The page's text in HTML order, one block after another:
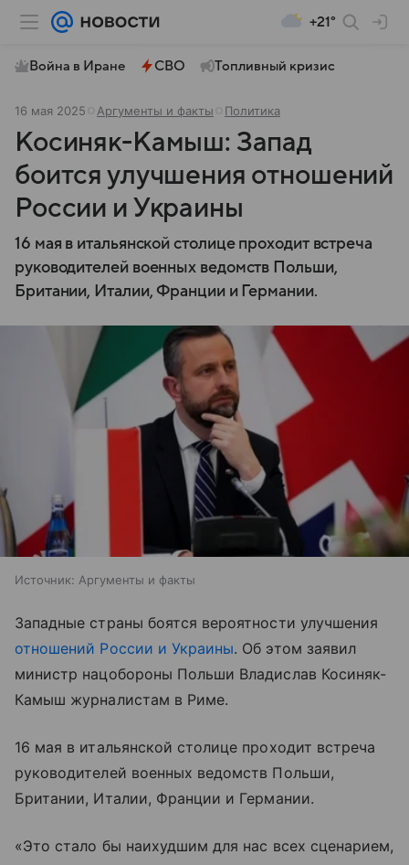
+21°
Война в Иране СВО Топливный кризис
16 мая 2025 Аргументы и факты Политика
Косиняк-Камыш: Запад
боится улучшения отношений
России и Украины
16 мая в итальянской столице проходит встреча
руководителей военных ведомств Польши,
Британии, Италии, Франции и Германии.
Источник: Аргументы и факты
Западные страны боятся вероятности улучшения
отношений России и Украины. Об этом заявил
министр нацобороны Польши Владислав Косиняк-
Камыш журналистам в Риме.
16 мая в итальянской столице проходит встреча
руководителей военных ведомств Польши,
Британии, Италии, Франции и Германии.
«Это стало бы наихудшим для нас всех сценарием,